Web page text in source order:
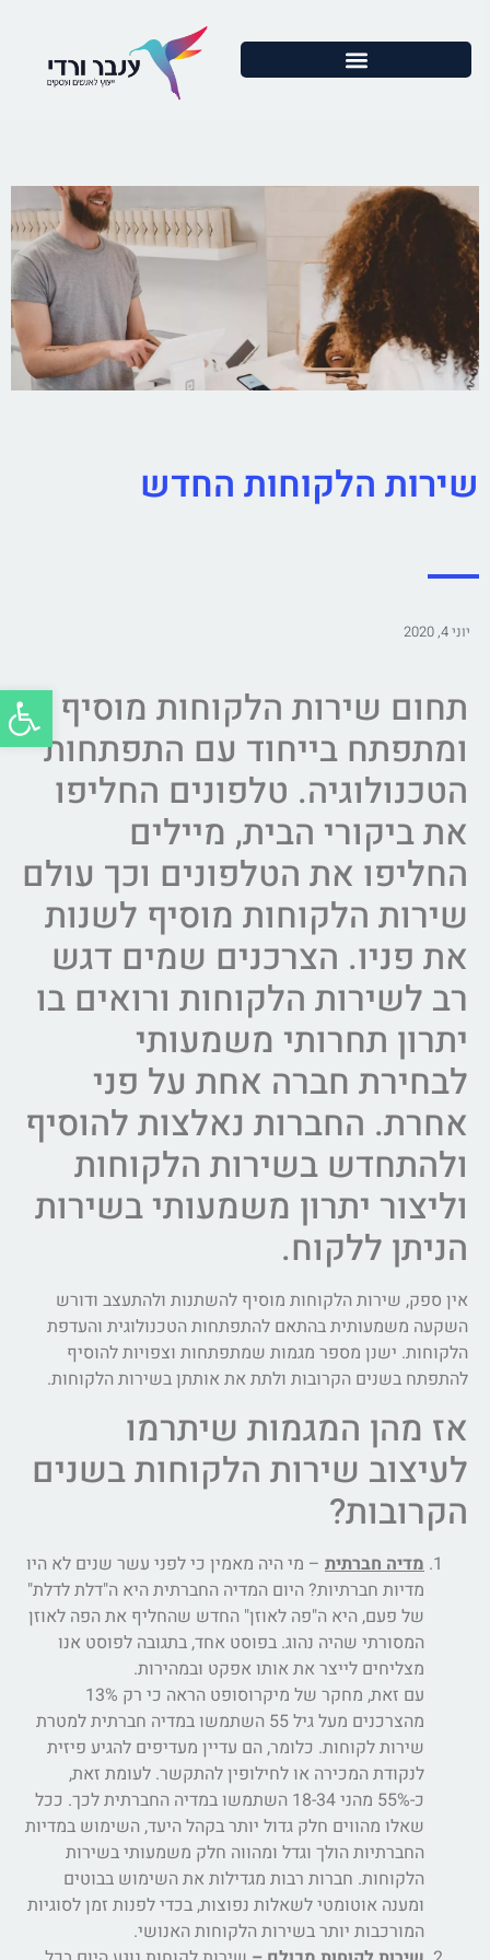
פתח
שירות הלקוחות החדש
יוני 4, 2020
תחום שירות הלקוחות מוסיף
ומתפתח בייחוד עם התפתחות
הטכנולוגיה. טלפונים החליפו
את ביקורי הבית, מיילים
החליפו את הטלפונים וכך עולם
שירות הלקוחות מוסיף לשנות
את פניו. הצרכנים שמים דגש
רב לשירות הלקוחות ורואים בו
יתרון תחרותי משמעותי
לבחירת חברה אחת על פני
אחרת. החברות נאלצות להוסיף
ולהתחדש בשירות הלקוחות
וליצור יתרון משמעותי בשירות
הניתן ללקוח.
אין ספק, שירות הלקוחות מוסיף להשתנות ולהתעצב ודורש
השקעה משמעותית בהתאם להתפתחות הטכנולוגית והעדפת
הלקוחות. ישנן מספר מגמות שמתפתחות וצפויות להוסיף
להתפתח בשנים הקרובות ולתת את אותתן בשירות הלקוחות.
אז מהן המגמות שיתרמו
לעיצוב שירות הלקוחות בשנים
הקרובות?
מדיה חברתית– מי היה מאמין כי לפני עשר שנים לא היו
מדיות חברתיות? היום המדיה החברתית היא ה"דלת לדלת"
של פעם, היא ה"פה לאוזן" החדש שהחליף את הפה לאוזן
המסורתי שהיה נהוג. בפוסט אחד, בתגובה לפוסט אנו
מצליחים לייצר את אותו אפקט ובמהירות.
עם זאת, מחקר של מיקרוסופט הראה כי רק 13%
מהצרכנים מעל גיל 55 השתמשו במדיה חברתית למטרת
שירות לקוחות. כלומר, הם עדיין מעדיפים להגיע פיזית
לנקודת המכירה או לחילופין להתקשר. לעומת זאת,
כ-55% מהני 18-34 השתמשו במדיה החברתית לכך. ככל
שאלו מהווים חלק גדול יותר בקהל היעד, השימוש במדיות
החברתיות הולך וגדל ומהווה חלק משמעותי בשירות
הלקוחות. חברות רבות מגדילות את השימוש בבוטים
ומענה אוטומטי לשאלות נפוצות, בכדי לפנות זמן לסוגיות
המורכבות יותר בשירות הלקוחות האנושי.